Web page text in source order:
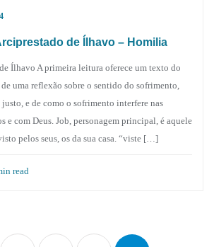
de Ílhavo – Homilia
Ílhavo A primeira leitura oferece um texto do
uma reflexão sobre o sentido do sofrimento,
e de como o sofrimento interfere nas
e com Deus. Job, personagem principal, é aquele
pelos seus, os da sua casa. “viste […]
read